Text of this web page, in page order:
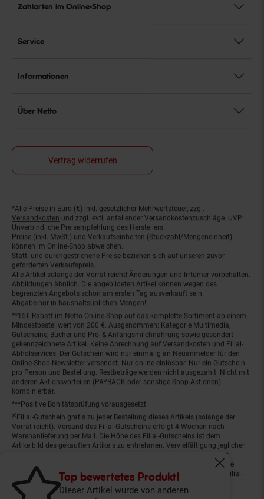
Top bewertetes Produkt!
Dieser Artikel wurde von anderen
Fenster
Zahlarten im Online-Shop
Service
Informationen
Über Netto
Vertrag widerrufen
Fußnoten
*Alle Preise in Euro (€) inkl. gesetzlicher Mehrwertsteuer, zzgl.
Versandkosten und zzgl. evtl. anfallender Versandkostenzuschläge. UVP:
Unverbindliche Preisempfehlung des Herstellers.
Preise (inkl. MwSt.) und Verkaufseinheiten (Stückzahl/Mengeneinheit)
können im Online-Shop abweichen.
Statt- und durchgestrichene Preise beziehen sich auf unseren zuvor
geforderten Verkaufspreis.
Alle Artikel solange der Vorrat reicht! Änderungen und Irrtümer vorbehalten.
Abbildungen ähnlich. Die abgebildeten Artikel können wegen des
begrenzten Angebots schon am ersten Tag ausverkauft sein.
Abgabe nur in haushaltsüblichen Mengen!
**15€ Rabatt im Netto Online-Shop auf das komplette Sortiment ab einem
Mindestbestellwert von 200 €. Ausgenommen: Kategorie Multimedia,
Gutscheine, Bücher und Pre- & Anfangsmilchnahrung sowie gesondert
gekennzeichnete Artikel. Keine Anrechnung auf Versandkosten und Filial-
Abholservices. Der Gutschein wird nur einmalig an Neuanmelder für den
Online-Shop-Newsletter versendet. Nur online einlösbar. Nur ein Gutschein
pro Person und Bestellung. Restbeträge werden nicht ausgezahlt. Nicht mit
anderen Aktionsvorteilen (PAYBACK oder sonstige Shop-Aktionen)
kombinierbar.
***Positive Bonitätsprüfung vorausgesetzt
²⁰Filial-Gutschein gratis zu jeder Bestellung dieses Artikels (solange der
Vorrat reicht). Versand des Filial-Gutscheins erfolgt 4 Wochen nach
Warenanlieferung per Mail. Die Höhe des Filial-Gutscheins ist dem
Artikelbild des gekauften Artikels zu entnehmen. Vervielfältigung jeglicher
Art nicht gestattet. Der Filial-Gutschein ist ohne Mindesteinkaufswert
einlösbar. Nicht mit anderen Aktionsvorteilen (PAYBACK oder sonstige
Shop-Aktionen) kombinierbar. Der jeweilige Gültigkeitszeitraum des Filial-
Gutscheins ist darauf vermerkt.